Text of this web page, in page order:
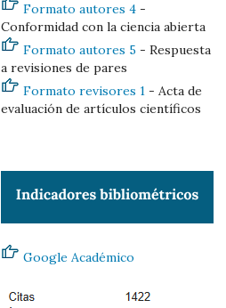
Formato autores 4 -
Conformidad con la ciencia abierta
Formato autores 5 - Respuesta
a revisiones de pares
Formato revisores 1 - Acta de
evaluación de artículos científicos
Google Académico